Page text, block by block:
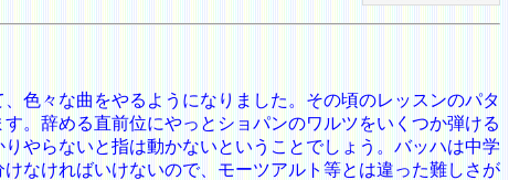
色々な曲をやるようになりました。その頃のレッスンのパタ
。辞める直前位にやっとショパンのワルツをいくつか弾ける
やらないと指は動かないということでしょう。バッハは中学
なければいけないので、モーツアルト等とは違った難しさが